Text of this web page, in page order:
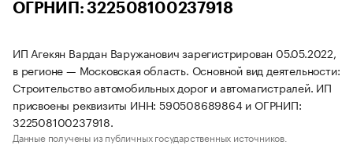
ОГРНИП: 322508100237918
ИП Агекян Вардан Варужанович зарегистрирован 05.05.2022,
в регионе — Московская область. Основной вид деятельности:
Строительство автомобильных дорог и автомагистралей. ИП
присвоены реквизиты ИНН: 590508689864 и ОГРНИП:
322508100237918.
Данные получены из публичных государственных источников.